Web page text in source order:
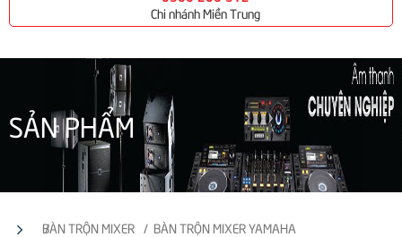
Chi nhánh Miền Trung
SẢN PHẨM
BÀN TRỘN MIXER BÀN TRỘN MIXER YAMAHA